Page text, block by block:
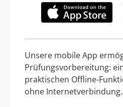
Unsere mobile App
Prüfungsvorbereitung:
praktischen Offline-
ohne Internetverbindung.